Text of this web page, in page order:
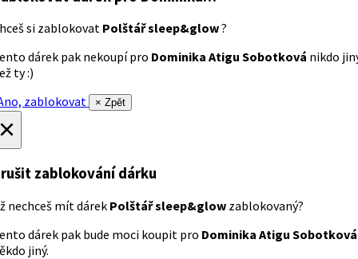
si zablokovat Polštář sleep&glow?
dárek pak nekoupí pro Dominika Atigu Sobotková nikdo
ty :)
zablokovat
× Zpět
zablokování dárku
nechceš mít dárek Polštář sleep&glow zablokovaný?
dárek pak bude moci koupit pro Dominika Atigu Sobotková
jiný.